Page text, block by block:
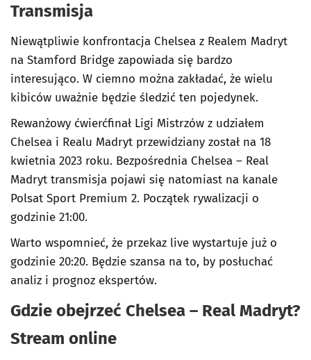
Transmisja
Niewątpliwie konfrontacja Chelsea z Realem Madryt
na Stamford Bridge zapowiada się bardzo
interesująco. W ciemno można zakładać, że wielu
kibiców uważnie będzie śledzić ten pojedynek.
Rewanżowy ćwierćfinał Ligi Mistrzów z udziałem
Chelsea i Realu Madryt przewidziany został na 18
kwietnia 2023 roku. Bezpośrednia Chelsea – Real
Madryt transmisja pojawi się natomiast na kanale
Polsat Sport Premium 2. Początek rywalizacji o
godzinie 21:00.
Warto wspomnieć, że przekaz live wystartuje już o
godzinie 20:20. Będzie szansa na to, by posłuchać
analiz i prognoz ekspertów.
Gdzie obejrzeć Chelsea – Real Madryt?
Stream online